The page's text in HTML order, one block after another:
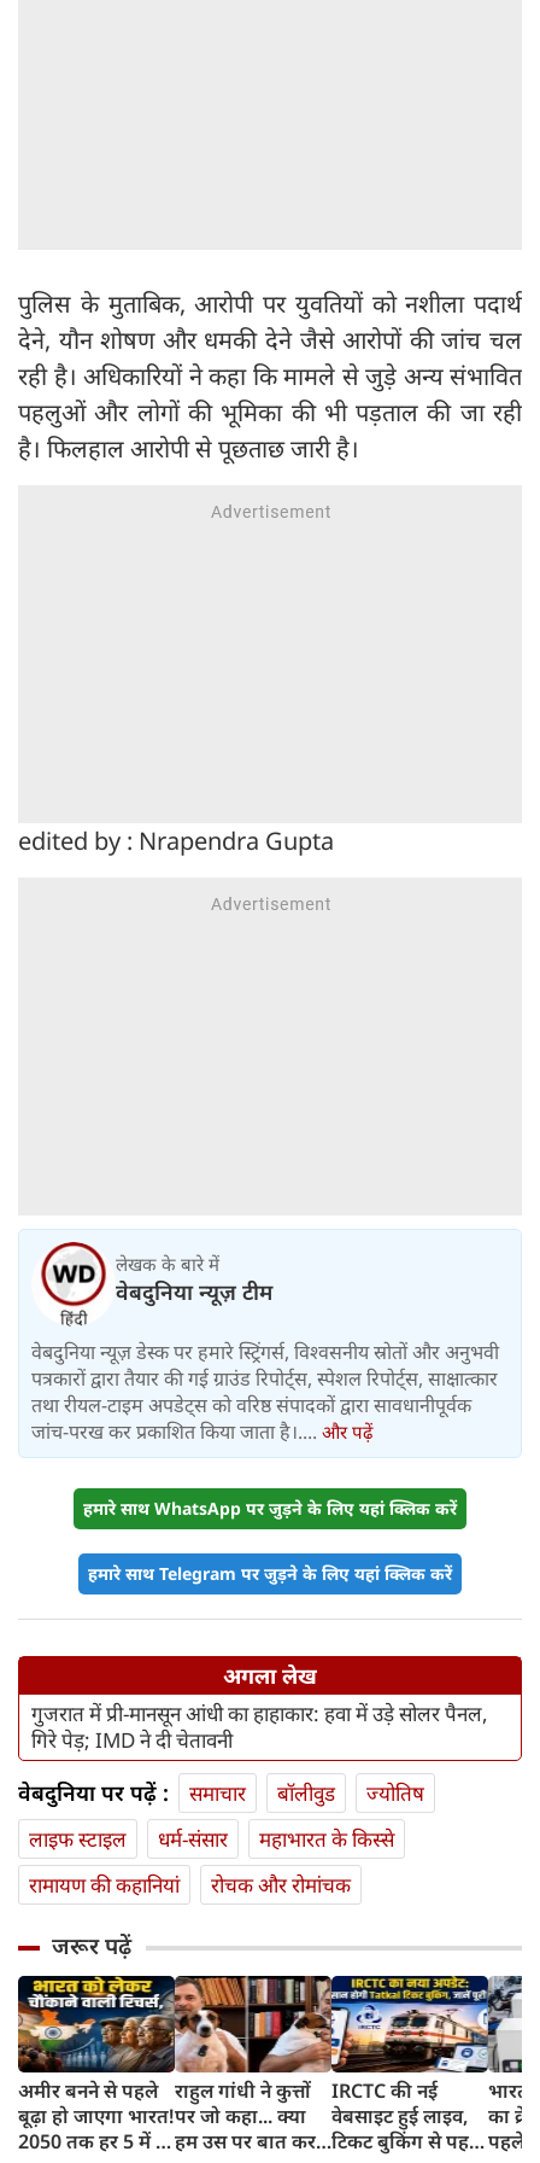
पुलिस के मुताबिक, आरोपी पर युवतियों को नशीला पदार्थ
देने, यौन शोषण और धमकी देने जैसे आरोपों की जांच चल
रही है। अधिकारियों ने कहा कि मामले से जुड़े अन्य संभावित
पहलुओं और लोगों की भूमिका की भी पड़ताल की जा रही
है। फिलहाल आरोपी से पूछताछ जारी है।
edited by : Nrapendra Gupta
लेखक के बारे में
वेबदुनिया न्यूज़ टीम
वेबदुनिया न्यूज़ डेस्क पर हमारे स्ट्रिंगर्स, विश्वसनीय स्रोतों और अनुभवी
पत्रकारों द्वारा तैयार की गई ग्राउंड रिपोर्ट्स, स्पेशल रिपोर्ट्स, साक्षात्कार
तथा रीयल-टाइम अपडेट्स को वरिष्ठ संपादकों द्वारा सावधानीपूर्वक
जांच-परख कर प्रकाशित किया जाता है।.... और पढ़ें
हमारे साथ WhatsApp पर जुड़ने के लिए यहां क्लिक करें
हमारे साथ Telegram पर जुड़ने के लिए यहां क्लिक करें
अगला लेख
गुजरात में प्री-मानसून आंधी का हाहाकार: हवा में उड़े सोलर पैनल,
गिरे पेड़; IMD ने दी चेतावनी
वेबदुनिया पर पढ़ें : समाचार बॉलीवुड
ज्योतिष
लाइफ स्‍टाइल
धर्म-संसार
महाभारत के किस्से
रामायण की कहानियां
रोचक और रोमांचक
जरूर पढ़ें
अमीर बनने से पहले
बूढ़ा हो जाएगा भारत!
2050 तक हर 5 में 1
राहुल गांधी ने कुत्तों
पर जो कहा... क्या
हम उस पर बात कर
IRCTC की नई
वेबसाइट हुई लाइव,
टिकट बुकिंग से पहले
भारत
का
पहले